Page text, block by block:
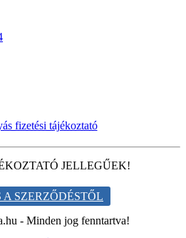
fizetési tájékoztató
JELLEGŰEK!
SZERZŐDÉSTŐL
- Minden jog fenntartva!